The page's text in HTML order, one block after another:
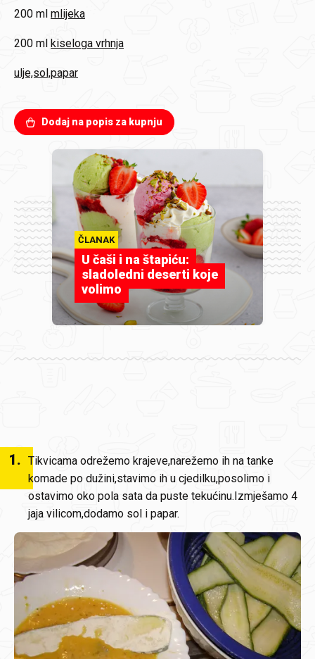
200 ml mlijeka
200 ml kiseloga vrhnja
ulje,sol,papar
Dodaj na popis za kupnju
ČLANAK
U čaši i na štapiću:
sladoledni deserti koje
volimo
1. Tikvicama odrežemo krajeve,narežemo ih na tanke
komade po dužini,stavimo ih u cjedilku,posolimo i
ostavimo oko pola sata da puste tekućinu.Izmješamo 4
jaja vilicom,dodamo sol i papar.